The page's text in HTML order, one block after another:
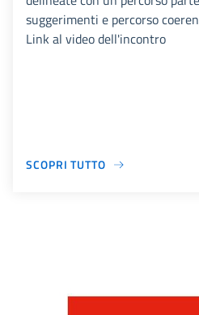
suggerimenti e percorso
Link al video dell'incontro
SCOPRI TUTTO